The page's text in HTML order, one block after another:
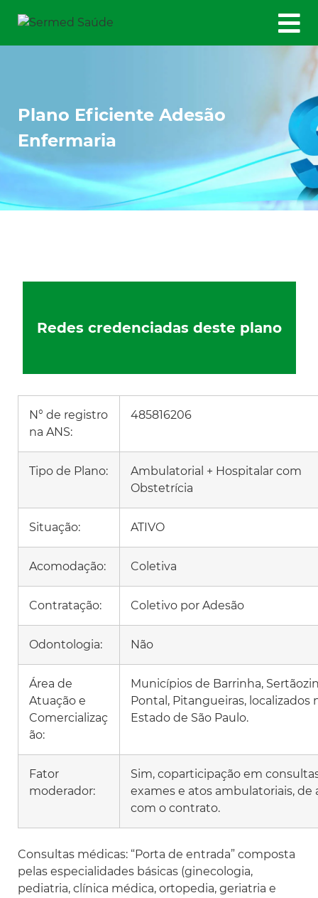
Plano Eficiente Adesão
Enfermaria
Redes credenciadas deste plano
N° de registro
na ANS:
485816206
Tipo de Plano:
Ambulatorial + Hospitalar com
Obstetrícia
Situação: ATIVO
Acomodação: Coletiva
Contratação: Coletivo por Adesão
Odontologia: Não
Área de
Atuação e
Comercializaç
ão:
Municípios de Barrinha,
Pontal, Pitangueiras, localizados
Estado de São Paulo.
Fator
moderador:
Sim, coparticipação em
exames e atos ambulatoriais, de
com o contrato.
Consultas médicas: “Porta de entrada” composta
pelas especialidades básicas (ginecologia,
pediatria, clínica médica, ortopedia, geriatria e